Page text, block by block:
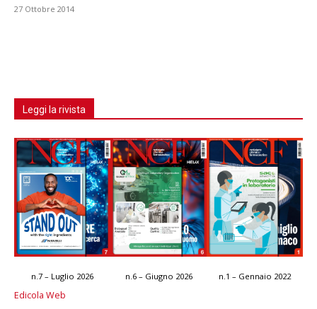
27 Ottobre 2014
Leggi la rivista
n.7 – Luglio 2026 n.6 – Giugno 2026 n.1 – Gennaio 2022
Edicola Web